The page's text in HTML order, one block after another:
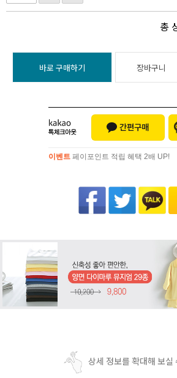
총
바로 구매하기 장바구니
이벤트 페이포인트 적립 혜택 2배 UP!
상세 정보를 확대해 보실